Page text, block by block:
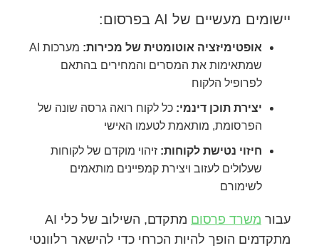
יישומים מעשיים של AI בפרסום:
אופטימיזציה אוטומטית של מכירות:
מערכות AI
שמתאימות את המסרים והמחירים בהתאם
לפרופיל הלקוח
יצירת תוכן דינמי: כל לקוח רואה גרסה שונה של
הפרסומת, מותאמת לטעמו האישי
חיזוי נטישת לקוחות: זיהוי מוקדם של לקוחות
שעלולים לעזוב ויצירת קמפיינים מותאמים
לשימורם
עבור משרד פרסום
מתקדם, השילוב של כלי AI
מתקדמים הופך להיות הכרחי כדי להישאר רלוונטי